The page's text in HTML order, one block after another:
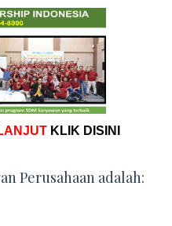
KLIK DISINI
Perusahaan adalah: